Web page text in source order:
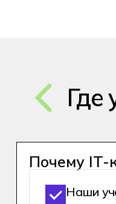
направления
желании